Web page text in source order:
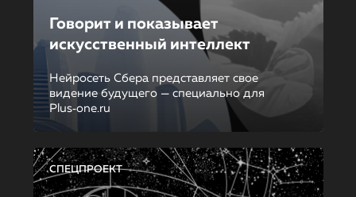
Говорит и показывает
искусственный интеллект
Нейросеть Сбера представляет свое
видение будущего — специально для
Plus‑one.ru
СПЕЦПРОЕКТ